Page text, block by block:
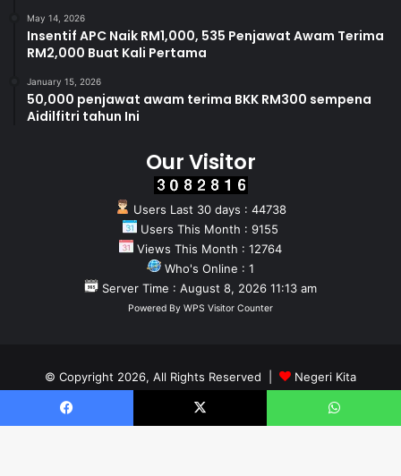
May 14, 2026
Insentif APC Naik RM1,000, 535 Penjawat Awam Terima
RM2,000 Buat Kali Pertama
January 15, 2026
50,000 penjawat awam terima BKK RM300 sempena
Aidilfitri tahun Ini
Our Visitor
Users Last 30 days : 44738
Users This Month : 9155
Views This Month : 12764
Who's Online : 1
Server Time : August 8, 2026 11:13 am
Powered By WPS Visitor Counter
© Copyright 2026, All Rights Reserved |
Negeri Kita
About
Facebook X WhatsApp